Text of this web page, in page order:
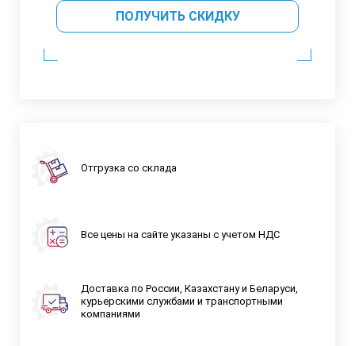
ПОЛУЧИТЬ СКИДКУ
Отгрузка со склада
Все цены на сайте указаны с учетом НДС
Доставка по России, Казахстану и Беларуси,
курьерскими службами и транспортными
компаниями